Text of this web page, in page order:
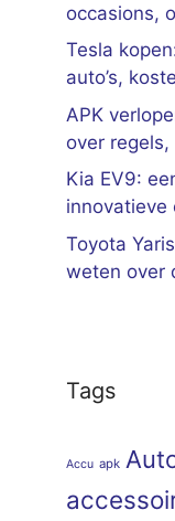
occasions,
Tesla
auto’s,
APK
over
Kia EV9:
innovatieve
Toyota
weten over
Tags
Accu apk